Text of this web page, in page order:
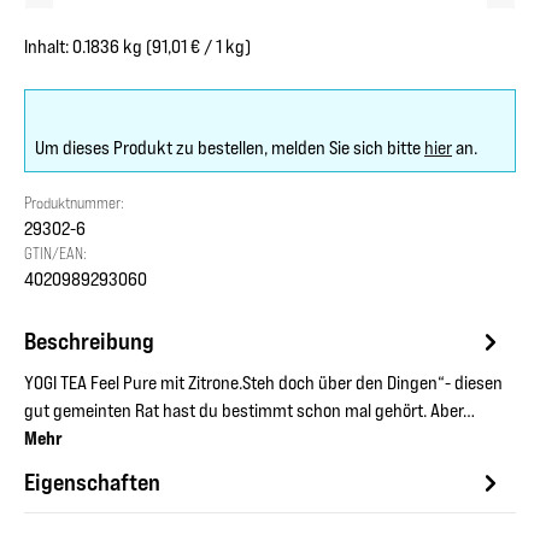
Inhalt:0.1836 kg (91,01 € / 1 kg)
Um dieses Produkt zu bestellen, melden Sie sich bitte hieran.
Produktnummer:
29302-6
GTIN/EAN:
4020989293060
Beschreibung
YOGI TEA Feel Pure mit Zitrone.Steh doch über den Dingen“- diesen
gut gemeinten Rat hast du bestimmt schon mal gehört. Aber…
Mehr
Eigenschaften